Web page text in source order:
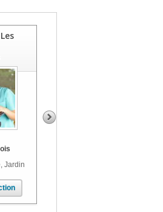
Jardin